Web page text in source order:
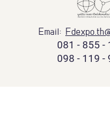
Email:
081 - 855 -
098 - 119 -